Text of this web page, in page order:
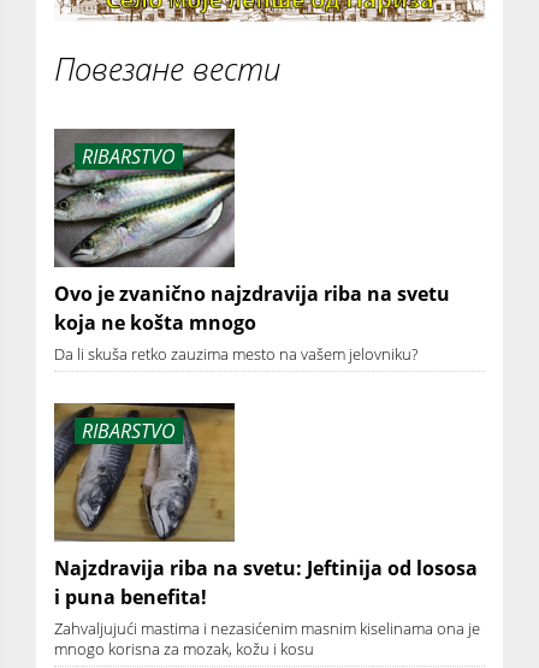
Повезане вести
RIBARSTVO
Ovo je zvanično najzdravija riba na svetu
koja ne košta mnogo
Da li skuša retko zauzima mesto na vašem jelovniku?
RIBARSTVO
Najzdravija riba na svetu: Jeftinija od lososa
i puna benefita!
Zahvaljujući mastima i nezasićenim masnim kiselinama ona je
mnogo korisna za mozak, kožu i kosu